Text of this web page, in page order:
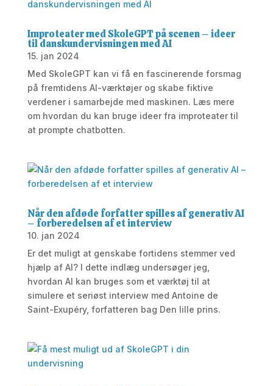
Improteater med SkoleGPT på scenen – ideer
til danskundervisningen med AI
15. jan 2024
Med SkoleGPT kan vi få en fascinerende forsmag
på fremtidens AI-værktøjer og skabe fiktive
verdener i samarbejde med maskinen. Læs mere
om hvordan du kan bruge ideer fra improteater til
at prompte chatbotten.
Når den afdøde forfatter spilles af generativ AI
– forberedelsen af et interview
10. jan 2024
Er det muligt at genskabe fortidens stemmer ved
hjælp af AI? I dette indlæg undersøger jeg,
hvordan AI kan bruges som et værktøj til at
simulere et seriøst interview med Antoine de
Saint-Exupéry, forfatteren bag Den lille prins.